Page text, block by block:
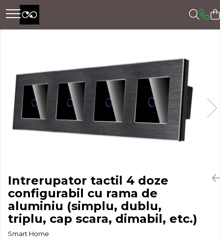
Intrerupator tactil 4 doze
configurabil cu rama de
aluminiu (simplu, dublu,
triplu, cap scara, dimabil, etc.)
Smart Home